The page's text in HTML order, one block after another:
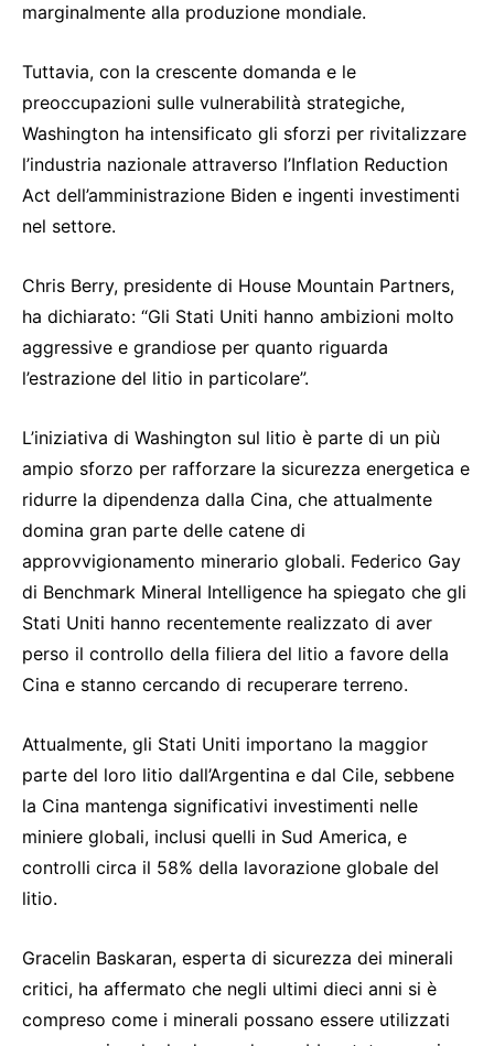
marginalmente alla produzione mondiale.
Tuttavia, con la crescente domanda e le
preoccupazioni sulle vulnerabilità strategiche,
Washington ha intensificato gli sforzi per rivitalizzare
l’industria nazionale attraverso l’Inflation Reduction
Act dell’amministrazione Biden e ingenti investimenti
nel settore.
Chris Berry, presidente di House Mountain Partners,
ha dichiarato: “Gli Stati Uniti hanno ambizioni molto
aggressive e grandiose per quanto riguarda
l’estrazione del litio in particolare”.
L’iniziativa di Washington sul litio è parte di un più
ampio sforzo per rafforzare la sicurezza energetica e
ridurre la dipendenza dalla Cina, che attualmente
domina gran parte delle catene di
approvvigionamento minerario globali. Federico Gay
di Benchmark Mineral Intelligence ha spiegato che gli
Stati Uniti hanno recentemente realizzato di aver
perso il controllo della filiera del litio a favore della
Cina e stanno cercando di recuperare terreno.
Attualmente, gli Stati Uniti importano la maggior
parte del loro litio dall’Argentina e dal Cile, sebbene
la Cina mantenga significativi investimenti nelle
miniere globali, inclusi quelli in Sud America, e
controlli circa il 58% della lavorazione globale del
litio.
Gracelin Baskaran, esperta di sicurezza dei minerali
critici, ha affermato che negli ultimi dieci anni si è
compreso come i minerali possano essere utilizzati